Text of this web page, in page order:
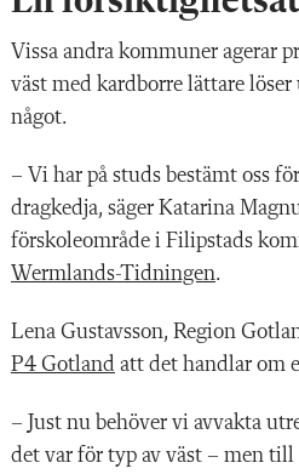
Vissa andra kommuner agerar
väst med kardborre lättare
något.
– Vi har på studs bestämt oss
dragkedja, säger Katarina
förskoleområde i Filipstads
Wermlands-Tidningen.
Lena Gustavsson, Region
P4 Gotland att det handlar om
– Just nu behöver vi avvakta
det var för typ av väst – men